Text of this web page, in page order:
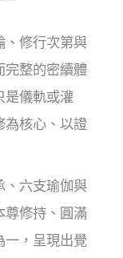
、修行次第與
完整的密續體
是儀軌或灌
為核心、以證
、六支瑜伽與
尊修持、圓滿
一，呈現出覺